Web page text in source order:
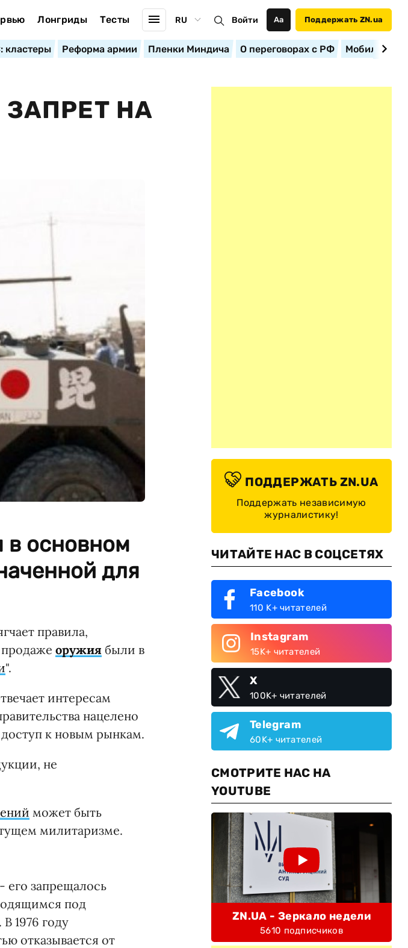
Лонгриды Тесты RU Войти Аа Поддержать ZN.ua
кластеры Реформа армии Пленки Миндича О переговорах с РФ
НА
в основном
для
правила,
оружия были в
".
интересам
нацелено
к новым рынкам.
не
может быть
милитаризме.
его запрещалось
под
1976 году
отказывается от
ПОДДЕРЖАТЬ ZN.UA
Поддержать независимую
журналистику!
ЧИТАЙТЕ НАС В СОЦСЕТЯХ
Facebook
110 K+ читателей
Instagram
15K+ читателей
X
100K+ читателей
Telegram
60K+ читателей
СМОТРИТЕ НАС НА
YOUTUBE
ZN.UA - Зеркало недели
5610 подписчиков